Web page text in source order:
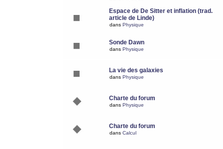
Espace de De Sitter et inflation (trad.
article de Linde)
dans Physique
Sonde Dawn
dans Physique
La vie des galaxies
dans Physique
Charte du forum
dans Physique
Charte du forum
dans Calcul